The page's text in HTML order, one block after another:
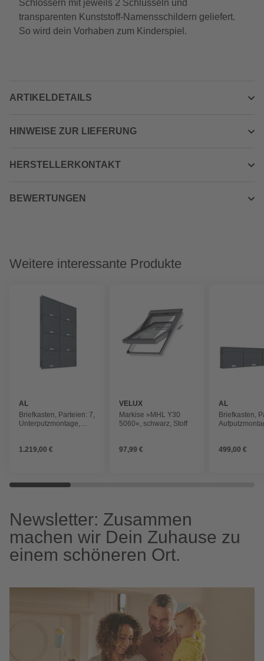
Schlössern mit jeweils 2 Schlüsseln und
transparenten Kunststoff-Namensschildern geliefert.
So wird dein Vorhaben zum Kinderspiel.
ARTIKELDETAILS
HINWEISE ZUR LIEFERUNG
HERSTELLERKONTAKT
BEWERTUNGEN
Weitere interessante Produkte
AL
BRIEFKASTENSYSTEME
Briefkasten, Parteien: 7,
Unterputzmontage,
1.219,00 €
VELUX
Markise »MHL Y30
5060«, schwarz, Stoff
97,99 €
AL
Briefkasten,
499,00 €
Newsletter: Zusammen
machen wir Dein Zuhause zu
einem schöneren Ort.